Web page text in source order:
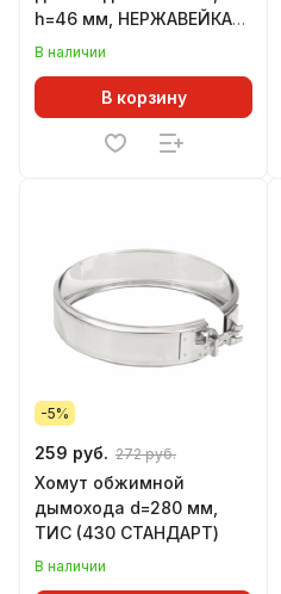
h=46 мм, НЕРЖАВЕЙКА
(GS)
В наличии
В корзину
-5%
259 руб. 272 руб.
Хомут обжимной
дымохода d=280 мм,
ТИС (430 СТАНДАРТ)
В наличии